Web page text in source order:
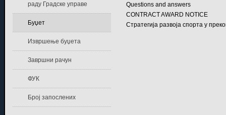
Questions and answers
CONTRACT AWARD NOTICE
Стратегија развоја спорта у
раду Градске управе
Буџет
Извршење буџета
Завршни рачун
ФУК
Број запослених